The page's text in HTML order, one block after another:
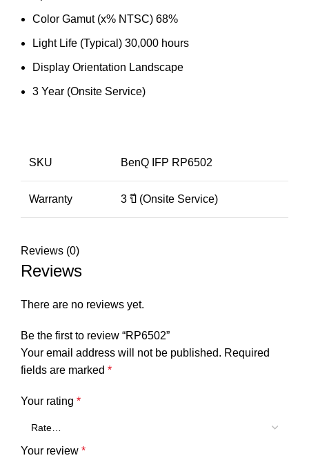
Color Gamut (x% NTSC) 68%
Light Life (Typical) 30,000 hours
Display Orientation Landscape
3 Year (Onsite Service)
SKU BenQ IFP RP6502
Warranty 3 ปี (Onsite Service)
Reviews (0)
Reviews
There are no reviews yet.
Be the first to review “RP6502”
Your email address will not be published. Required
fields are marked *
Your rating *
Your review *